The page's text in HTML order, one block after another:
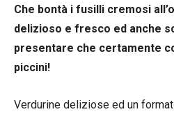
Che bontà i fusilli cremosi
delizioso e fresco ed anche
presentare che certamente
piccini!
Verdurine deliziose ed un